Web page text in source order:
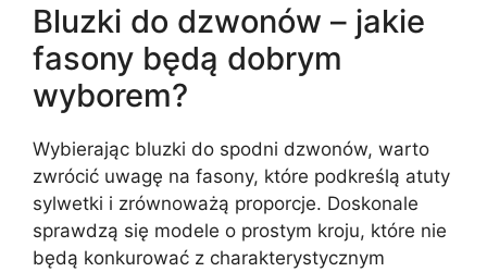
Bluzki do dzwonów – jakie
fasony będą dobrym
wyborem?
Wybierając bluzki do spodni dzwonów, warto
zwrócić uwagę na fasony, które podkreślą atuty
sylwetki i zrównoważą proporcje. Doskonale
sprawdzą się modele o prostym kroju, które nie
będą konkurować z charakterystycznym